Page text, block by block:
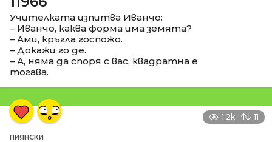
Учителката изпитва Иванчо:
– Иванчо, каква форма има земята?
– Ами, кръгла госпожо.
– Докажи го де.
– А, няма да споря с вас, квадратна е
тогава.
1.2k 11
ПИЯНСКИ